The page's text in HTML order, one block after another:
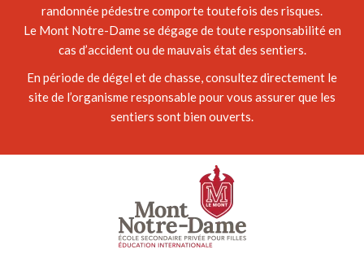
randonnée pédestre comporte toutefois des risques.
Le Mont Notre-Dame se dégage de toute responsabilité en
cas d’accident ou de mauvais état des sentiers.
En période de dégel et de chasse, consultez directement le
site de l’organisme responsable pour vous assurer que les
sentiers sont bien ouverts.